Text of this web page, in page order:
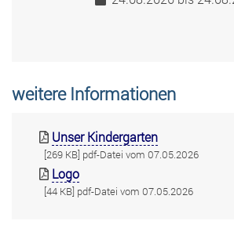
weitere Informationen
Unser Kindergarten
[269 KB] pdf-Datei vom 07.05.2026
Logo
[44 KB] pdf-Datei vom 07.05.2026